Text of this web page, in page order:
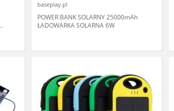
baseplay.pl
POWER BANK SOLARNY 25000mAh
ŁADOWARKA SOLARNA 6W